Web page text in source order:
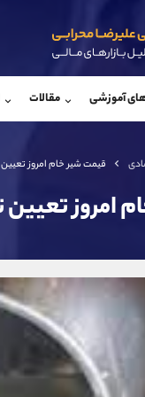
آموزشی مقالات
قیمت شیر خام امروز
امروز